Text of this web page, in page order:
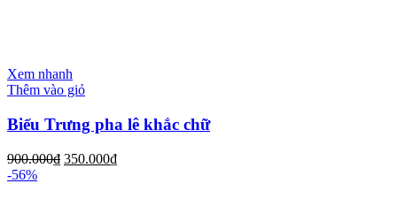
Xem nhanh
Thêm vào giỏ
Biểu Trưng pha lê khắc chữ
900.000₫ 350.000₫
-56%